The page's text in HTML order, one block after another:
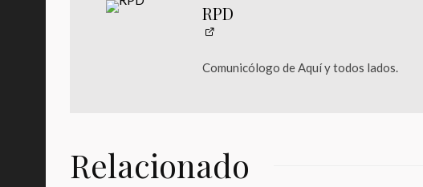
RPD
Comunicólogo de Aquí y todos lados.
Relacionado